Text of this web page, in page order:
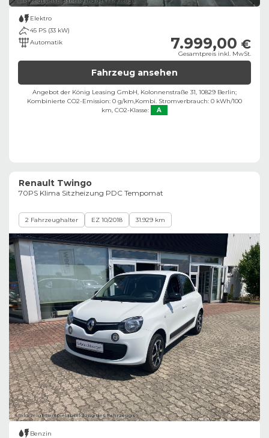
Elektro
45 PS (33 kW)
Automatik
7.999,00 €
Gesamtpreis inkl. MwSt.
Fahrzeug ansehen
Angebot der König Leasing GmbH, Kolonnenstraße 31, 10829 Berlin;
Kombinierte CO2-Emission: 0 g/km,Kombi. Stromverbrauch: 0 kWh/100
km, CO2-Klasse: A
Renault Twingo
70PS Klima Sitzheizung PDC Tempomat
2 Fahrzeughalter EZ 10/2018 31.929 km
Bild zeigt Beispielabbildung des Fahrzeugs
Benzin